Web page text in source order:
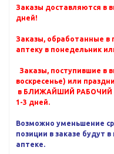
Заказы доставляются в
дней!
Заказы, обработанные в
аптеку в понедельник
Заказы, поступившие в
воскресенье) или
в БЛИЖАЙШИЙ РАБОЧИЙ
1-3 дней.
Возможно уменьшение
позиции в заказе будут
аптеке.